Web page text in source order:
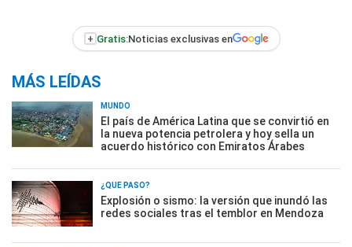
+ Gratis:Noticias exclusivas en
MÁS LEÍDAS
MUNDO
El país de América Latina que se convirtió en
la nueva potencia petrolera y hoy sella un
acuerdo histórico con Emiratos Árabes
¿QUÉ PASÓ?
Explosión o sismo: la versión que inundó las
redes sociales tras el temblor en Mendoza